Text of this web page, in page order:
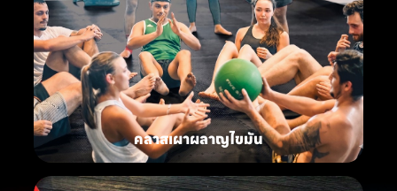
คลาสเผาผลาญไขมัน